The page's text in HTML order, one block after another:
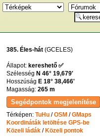
385. Éles-hát (GCELES)
Állapot:kereshető ✅
SzélességN 46° 19,679'
HosszúságE 18° 38,466'
Magasság:265 m
Térképen:TuHu /OSM /GMaps
Koordináták letöltése GPS-be
Közeli ládák /Közeli pontok